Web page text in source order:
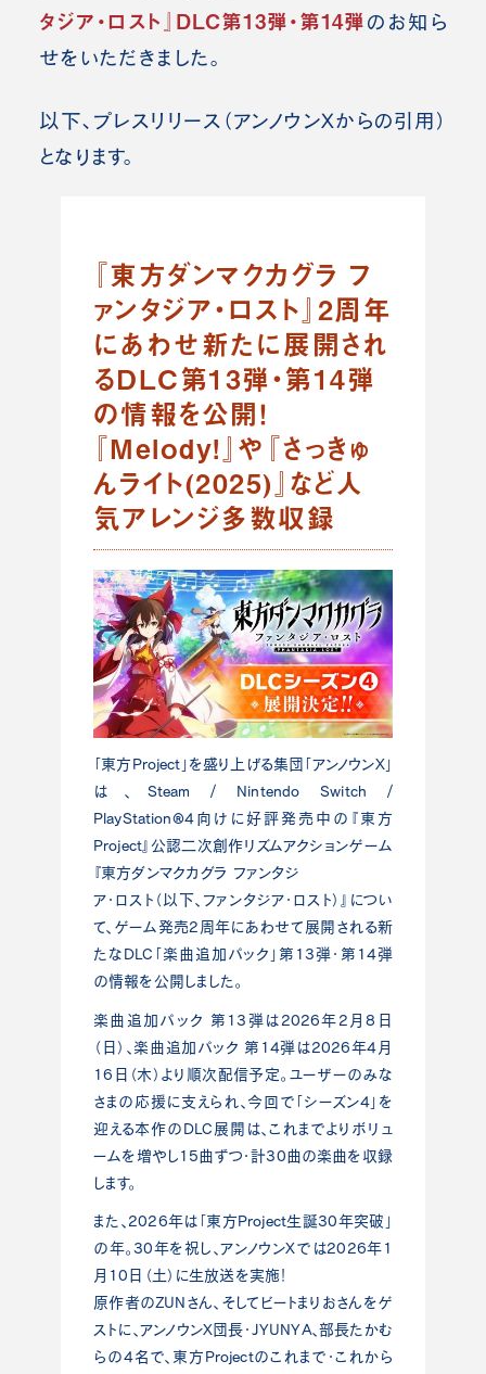
タジア・ロスト』DLC第13弾・第14弾 の お知ら
せをいただきました。
以下、プレスリリース（アンノウンXからの引用）
となります。
『東方ダンマクカグラ フ
ァンタジア・ロスト』2周年
にあわせ新たに展開され
るDLC第13弾・第14弾
の情報を公開！
『Melody!』や『さっきゅ
んライト(2025)』など人
気アレンジ多数収録
「東方Project」を盛り上げる集団「アンノウンX」
は、Steam / Nintendo Switch /
PlayStation®4向けに好評発売中の『東方
Project』公認二次創作リズムアクションゲーム
『東方ダンマクカグラ ファンタジ
ア・ロスト（以下、ファンタジア・ロスト）』につい
て、ゲーム発売2周年にあわせて展開される新
たなDLC「楽曲追加パック」第13弾・第14弾
の情報を公開しました。
楽曲追加パック 第13弾は2026年2月8日
（日）、楽曲追加パック 第14弾は2026年4月
16日（木）より順次配信予定。ユーザーのみな
さまの応援に支えられ、今回で「シーズン4」を
迎える本作のDLC展開は、これまでよりボリュ
ームを増やし15曲ずつ・計30曲の楽曲を収録
します。
また、2026年は「東方Project生誕30年突破」
の年。30年を祝し、アンノウンXでは2026年1
月10日（土）に生放送を実施！
原作者のZUNさん、そしてビートまりおさんをゲ
ストに、アンノウンX団長・JYUNYA、部長たかむ
らの4名で、東方Projectのこれまで・これから